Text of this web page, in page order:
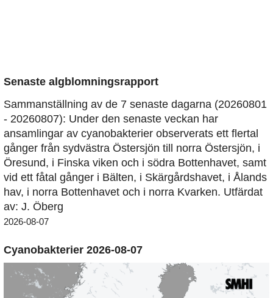
Senaste algblomningsrapport
Sammanställning av de 7 senaste dagarna (20260801
- 20260807): Under den senaste veckan har
ansamlingar av cyanobakterier observerats ett flertal
gånger från sydvästra Östersjön till norra Östersjön, i
Öresund, i Finska viken och i södra Bottenhavet, samt
vid ett fåtal gånger i Bälten, i Skärgårdshavet, i Ålands
hav, i norra Bottenhavet och i norra Kvarken. Utfärdat
av: J. Öberg
2026-08-07
Cyanobakterier 2026-08-07